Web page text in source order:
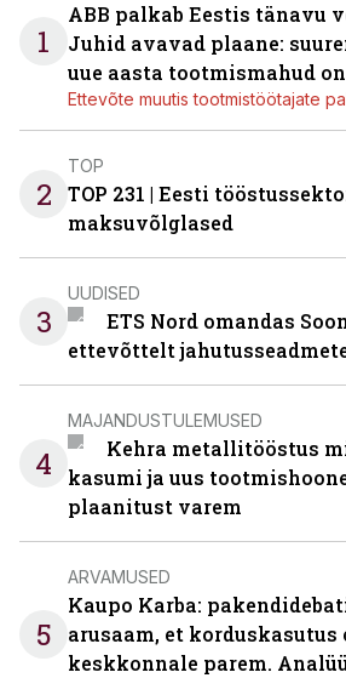
1
ABB palkab Eestis tänavu
Juhid avavad plaane:
uue aasta tootmismahud
Ettevõte muutis tootmistöötajate
2
TOP
TOP 231 | Eesti
maksuvõlglased
3
UUDISED
ETS Nord omandas
ettevõttelt
4
MAJANDUSTULEMUSED
Kehra metallitööstus
kasumi ja uus
plaanitust varem
5
ARVAMUSED
Kaupo Karba:
arusaam, et korduskasutus
keskkonnale parem.